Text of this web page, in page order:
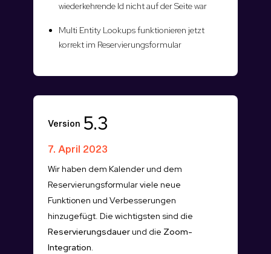
wiederkehrende Id nicht auf der Seite war
Multi Entity Lookups funktionieren jetzt
korrekt im Reservierungsformular
Version 5.3
7. April 2023
Wir haben dem Kalender und dem
Reservierungsformular viele neue
Funktionen und Verbesserungen
hinzugefügt. Die wichtigsten sind die
Reservierungsdauerund die Zoom-
Integration.